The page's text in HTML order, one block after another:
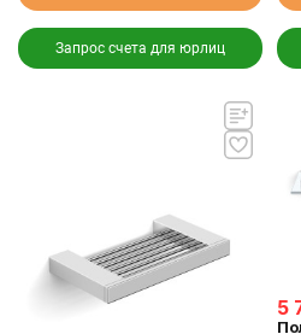
Запрос счета для юрлиц
5